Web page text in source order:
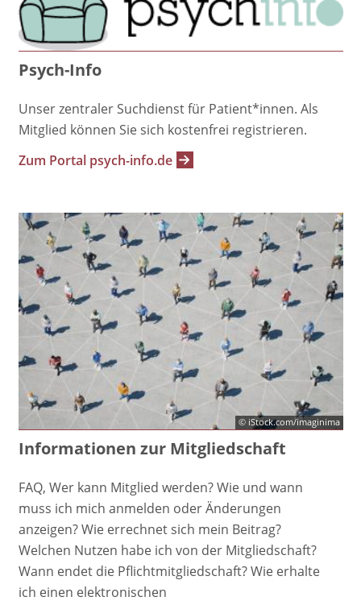
Psych-Info
Unser zentraler Suchdienst für Patient*innen. Als
Mitglied können Sie sich kostenfrei registrieren.
Zum Portal psych-info.de
© iStock.com/imaginima
Informationen zur Mitgliedschaft
FAQ, Wer kann Mitglied werden? Wie und wann
muss ich mich anmelden oder Änderungen
anzeigen? Wie errechnet sich mein Beitrag?
Welchen Nutzen habe ich von der Mitgliedschaft?
Wann endet die Pflichtmitgliedschaft? Wie erhalte
ich einen elektronischen